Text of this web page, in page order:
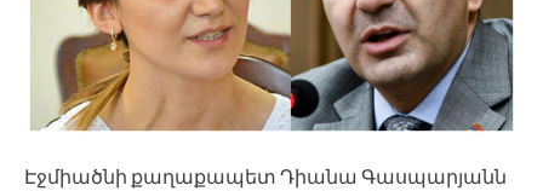
Էջմիածնի քաղաքապետ Դիանա Գասպարյանն